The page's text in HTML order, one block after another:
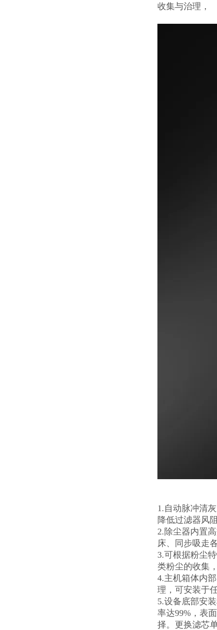
收集与治理，
1.自动脉冲清
降低过滤器风
2.除尘器内置
床、同步吸走
3.可根据粉尘
类粉尘的收集
4.主机箱体内
理，可安装于
5.设备底部安
率达99%，表
择。更换滤芯